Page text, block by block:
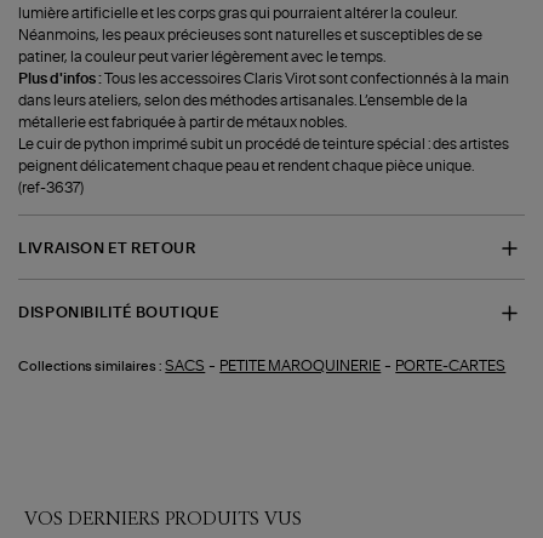
lumière artificielle et les corps gras qui pourraient altérer la couleur.
Néanmoins, les peaux précieuses sont naturelles et susceptibles de se
patiner, la couleur peut varier légèrement avec le temps.
Plus d'infos :Tous les accessoires Claris Virot sont confectionnés à la main
dans leurs ateliers, selon des méthodes artisanales. L’ensemble de la
métallerie est fabriquée à partir de métaux nobles.
Le cuir de python imprimé subit un procédé de teinture spécial : des artistes
peignent délicatement chaque peau et rendent chaque pièce unique.
(ref-3637)
LIVRAISON ET RETOUR
DISPONIBILITÉ BOUTIQUE
Collections similaires : SACS - PETITE MAROQUINERIE - PORTE-CARTES
VOS DERNIERS PRODUITS VUS